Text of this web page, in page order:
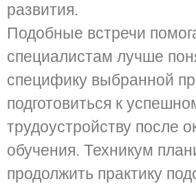
развития.
Подобные встречи
специалистам лучше
специфику выбранной
подготовиться к
трудоустройству после
обучения. Техникум
продолжить практику